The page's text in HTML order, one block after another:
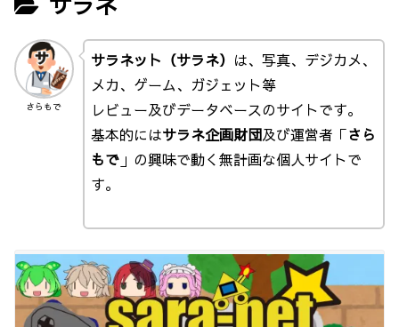
さらもで
サラネット（サラネ） は、写真、デジカメ、
メカ、ゲーム、ガジェット等
レビュー及びデータベースのサイトです。
基本的にはサラネ企画財団及び運営者「さら
もで」の興味で動く無計画な個人サイトで
す。